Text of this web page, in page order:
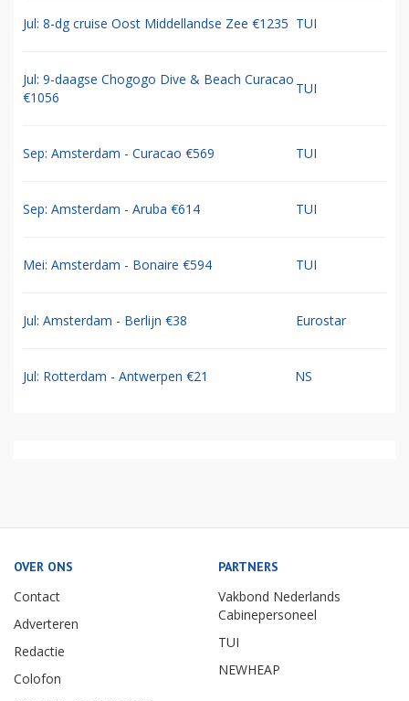
Jul: 8-dg cruise Oost Middellandse Zee €1235 TUI
Jul: 9-daagse Chogogo Dive & Beach Curacao
€1056
TUI
Sep: Amsterdam - Curacao €569 TUI
Sep: Amsterdam - Aruba €614 TUI
Mei: Amsterdam - Bonaire €594 TUI
Jul: Amsterdam - Berlijn €38 Eurostar
Jul: Rotterdam - Antwerpen €21 NS
OVER ONS
Contact
Adverteren
Redactie
Colofon
PARTNERS
Vakbond Nederlands
Cabinepersoneel
TUI
NEWHEAP